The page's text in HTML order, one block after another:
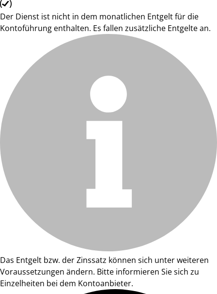
Der Dienst ist nicht in dem monatlichen Entgelt für die
Kontoführung enthalten. Es fallen zusätzliche Entgelte an.
Das Entgelt bzw. der Zinssatz können sich unter weiteren
Voraussetzungen ändern. Bitte informieren Sie sich zu
Einzelheiten bei dem Kontoanbieter.